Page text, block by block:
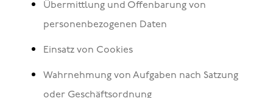
Übermittlung und Offenbarung von
personenbezogenen Daten
Einsatz von Cookies
Wahrnehmung von Aufgaben nach Satzung
oder Geschäftsordnung